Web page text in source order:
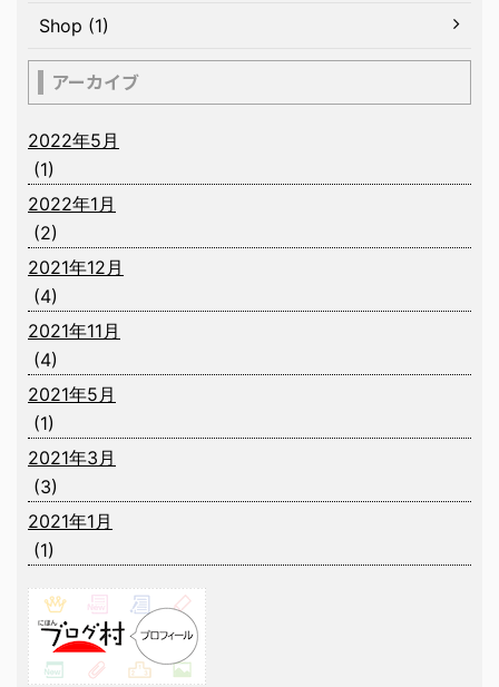
Shop (1)
アーカイブ
2022年5月
(1)
2022年1月
(2)
2021年12月
(4)
2021年11月
(4)
2021年5月
(1)
2021年3月
(3)
2021年1月
(1)